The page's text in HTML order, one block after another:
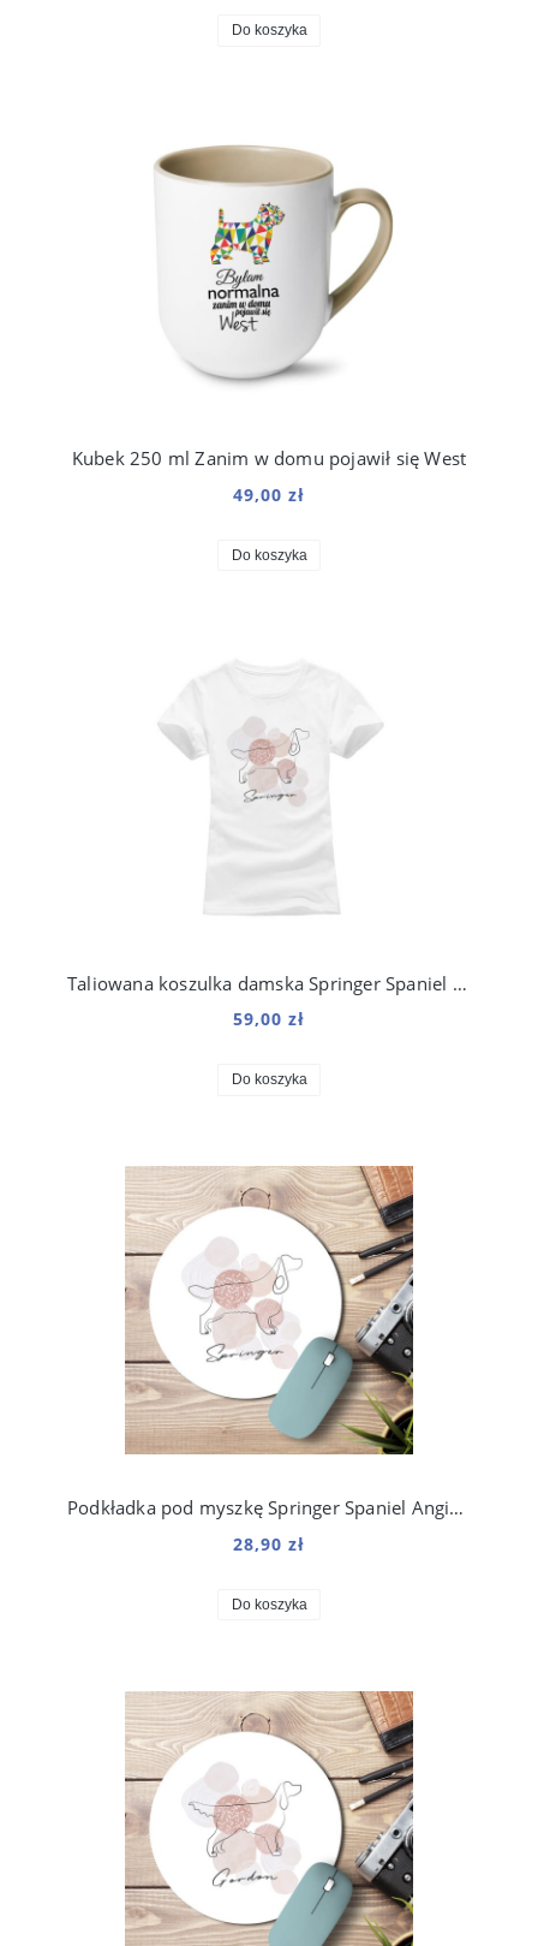
Do koszyka
Kubek 250 ml Zanim w domu pojawił się West
49,00 zł
Do koszyka
Taliowana koszulka damska Springer Spaniel kolekcja Boho
59,00 zł
Do koszyka
Podkładka pod myszkę Springer Spaniel Angielski
28,90 zł
Do koszyka